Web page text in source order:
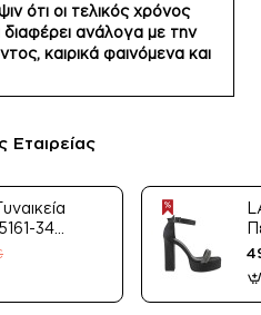
ότι οι τελικός χρόνος
ανάλογα με την
καιρικά φαινόμενα και
Εταιρείας
34